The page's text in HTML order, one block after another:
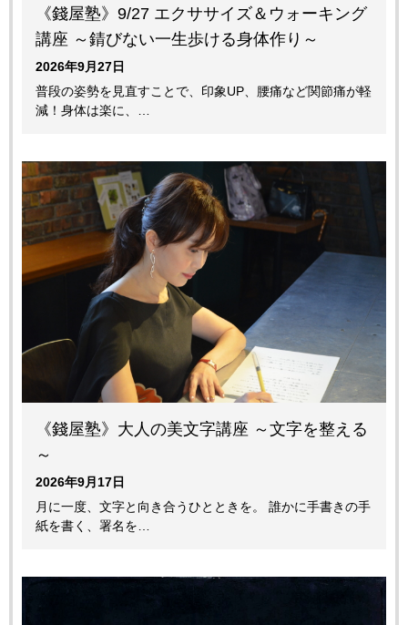
《錢屋塾》9/27 エクササイズ＆ウォーキング
講座 ～錆びない一生歩ける身体作り～
2026年9月27日
普段の姿勢を見直すことで、印象UP、腰痛など関節痛が軽
減！身体は楽に、…
《錢屋塾》大人の美文字講座 ～文字を整える
～
2026年9月17日
月に一度、文字と向き合うひとときを。 誰かに手書きの手
紙を書く、署名を…